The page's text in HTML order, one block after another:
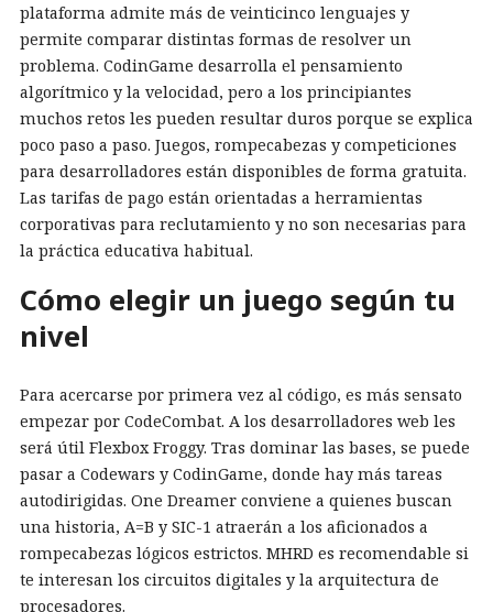
plataforma admite más de veinticinco lenguajes y
permite comparar distintas formas de resolver un
problema. CodinGame desarrolla el pensamiento
algorítmico y la velocidad, pero a los principiantes
muchos retos les pueden resultar duros porque se explica
poco paso a paso. Juegos, rompecabezas y competiciones
para desarrolladores están disponibles de forma gratuita.
Las tarifas de pago están orientadas a herramientas
corporativas para reclutamiento y no son necesarias para
la práctica educativa habitual.
Cómo elegir un juego según tu
nivel
Para acercarse por primera vez al código, es más sensato
empezar por CodeCombat. A los desarrolladores web les
será útil Flexbox Froggy. Tras dominar las bases, se puede
pasar a Codewars y CodinGame, donde hay más tareas
autodirigidas. One Dreamer conviene a quienes buscan
una historia, A=B y SIC-1 atraerán a los aficionados a
rompecabezas lógicos estrictos. MHRD es recomendable si
te interesan los circuitos digitales y la arquitectura de
procesadores.